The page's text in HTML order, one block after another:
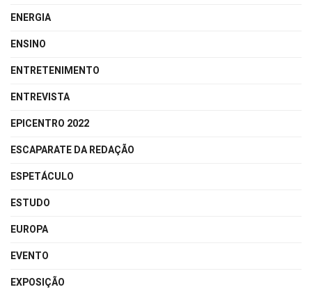
ENERGIA
ENSINO
ENTRETENIMENTO
ENTREVISTA
EPICENTRO 2022
ESCAPARATE DA REDAÇÃO
ESPETÁCULO
ESTUDO
EUROPA
EVENTO
EXPOSIÇÃO